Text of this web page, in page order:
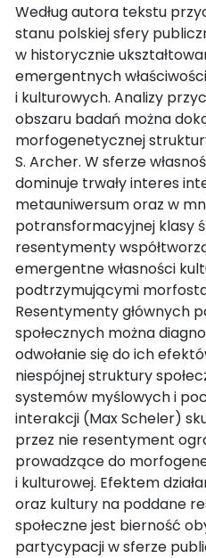
Według autora tekstu
stanu polskiej sfery
w historycznie
emergentnych
i kulturowych. Analizy
obszaru badań można
morfogenetycznej
S. Archer. W sferze
dominuje trwały interes
metauniwersum oraz w
potransformacyjnej klasy
resentymenty
emergentne własności
podtrzymującymi
Resentymenty głównych
społecznych można
odwołanie się do ich
niespójnej struktury
systemów myślowych i
interakcji (Max Scheler)
przez nie resentyment
prowadzące do
i kulturowej. Efektem
oraz kultury na poddane
społeczne jest bierność
partycypacji w sferze